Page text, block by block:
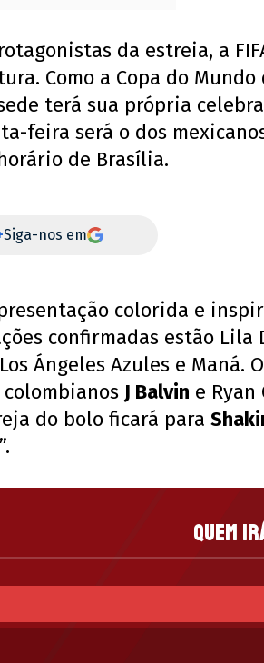
da estreia, a
Como a Copa do Mundo
terá sua própria
feira será o dos
de Brasília.
Siga-nos em
colorida e
confirmadas estão Lila
Ángeles Azules e Maná. O
colombianos J Balvin e Ryan
do bolo ficará para
Quem